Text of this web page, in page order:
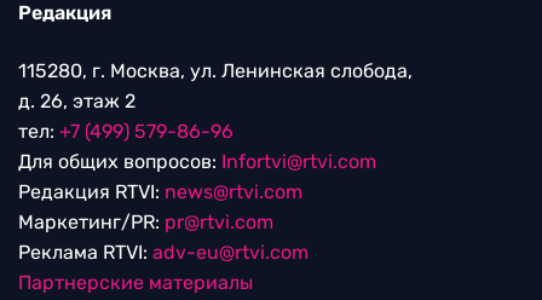
Редакция
115280, г. Москва, ул. Ленинская слобода,
д. 26, этаж 2
тел: +7 (499) 579-86-96
Для общих вопросов: Infortvi@rtvi.com
Редакция RTVI: news@rtvi.com
Маркетинг/PR: pr@rtvi.com
Реклама RTVI: adv-eu@rtvi.com
Партнерские материалы